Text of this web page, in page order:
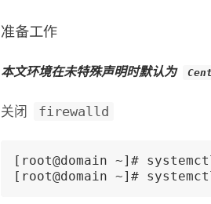
准备工作
本文环境在未特殊声明时默认为
关闭 firewalld
[root@domain ~]#
[root@domain ~]#